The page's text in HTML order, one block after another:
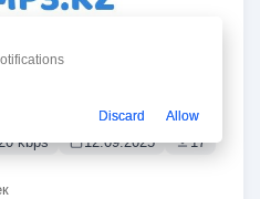
kbps 12.09.2025 17
Discard Allow